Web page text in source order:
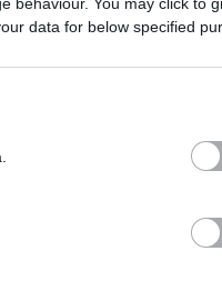
data for below specified